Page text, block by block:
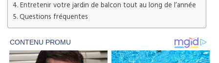
Entretenir votre jardin de balcon tout au long de l’année
Questions fréquentes